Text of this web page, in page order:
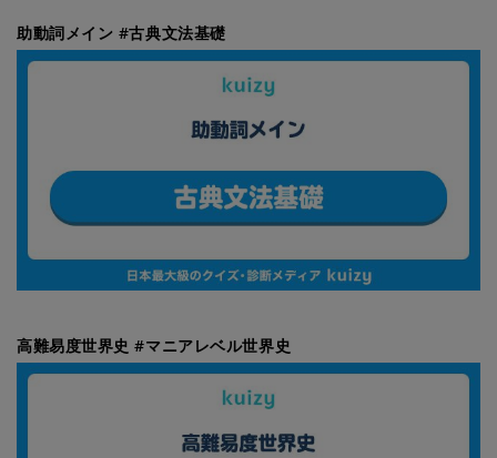
助動詞メイン #古典文法基礎
高難易度世界史 #マニアレベル世界史